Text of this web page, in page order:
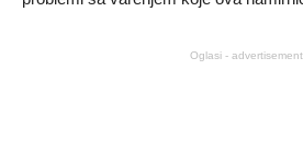
Oglasi - advertisement